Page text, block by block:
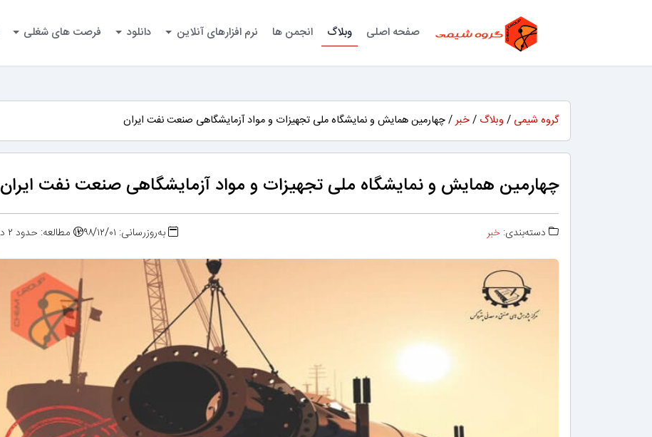
صفحه اصلی وبلاگ انجمن ها نرم افزارهای آنلاین دانلود فرصت های شغلی
گروه شیمی / وبلاگ /خبر/ چهارمین همایش و نمایشگاه ملی تجهیزات و مواد آزمایشگاهی صنعت نفت ایران
چهارمین همایش و نمایشگاه ملی تجهیزات و مواد آزمایشگاهی صنعت نفت ایران
دسته‌بندی: خبر به‌روزرسانی: ۱۳۹۸/۱۲/۰۱ مطالعه: حدود ۲ دقیقه